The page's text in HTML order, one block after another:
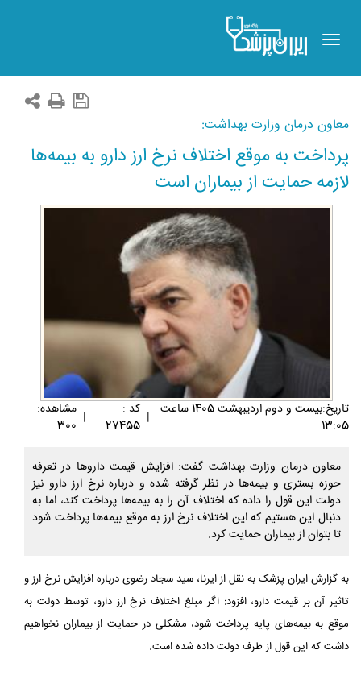
Toggle
navigation
معاون درمان وزارت بهداشت:
پرداخت به موقع اختلاف نرخ ارز دارو به بیمه‌ها
لازمه حمایت از بیماران است
تاريخ:بيست و دوم ارديبهشت 1405 ساعت
13:05
| کد :
27455
| مشاهده:
300
معاون درمان وزارت بهداشت گفت: افزایش قیمت داروها در تعرفه
حوزه بستری و بیمه‌ها در نظر گرفته شده و درباره نرخ ارز دارو نیز
دولت این قول را داده که اختلاف آن را به بیمه‌ها پرداخت کند، اما به
دنبال این هستیم که این اختلاف نرخ ارز به موقع بیمه‌ها پرداخت شود
تا بتوان از بیماران حمایت کرد.
به گزارش ایران پزشک به نقل از ایرنا، سید سجاد رضوی درباره افزایش نرخ ارز و
تاثیر آن بر قیمت دارو، افزود: اگر مبلغ اختلاف نرخ ارز دارو، توسط دولت به
موقع به بیمه‌های پایه پرداخت شود، مشکلی در حمایت از بیماران نخواهیم
داشت که این قول از طرف دولت داده شده است.